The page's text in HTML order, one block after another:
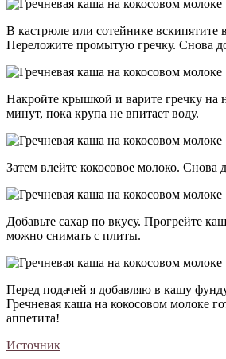
В кастрюле или сотейнике вскипятите
Переложите промытую гречку. Снова
Накройте крышкой и варите гречку на
минут, пока крупа не впитает воду.
Затем влейте кокосовое молоко. Снова
Добавьте сахар по вкусу. Прогрейте
можно снимать с плиты.
Перед подачей я добавляю в кашу
Гречневая каша на кокосовом молоке
аппетита!
Источник